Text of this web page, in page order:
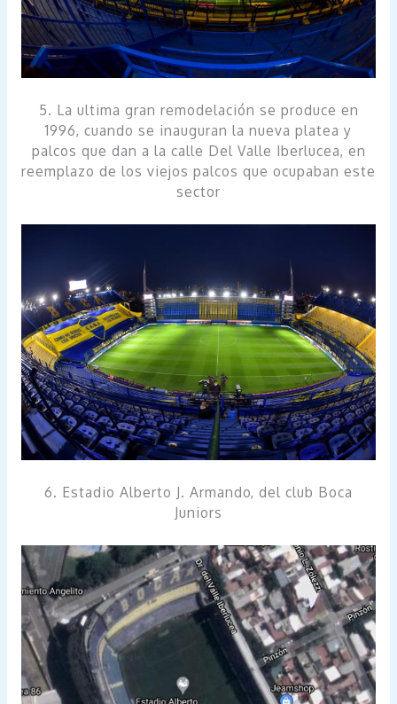
5. La ultima gran remodelación se produce en
1996, cuando se inauguran la nueva platea y
palcos que dan a la calle Del Valle Iberlucea, en
reemplazo de los viejos palcos que ocupaban este
sector
6. Estadio Alberto J. Armando, del club Boca
Juniors